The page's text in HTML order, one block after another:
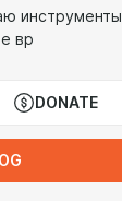
инструменты,
вр
DONATE